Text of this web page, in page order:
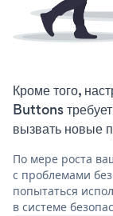
Кроме того,
Buttons
вызвать новые
По мере роста
с проблемами
попытаться
в системе